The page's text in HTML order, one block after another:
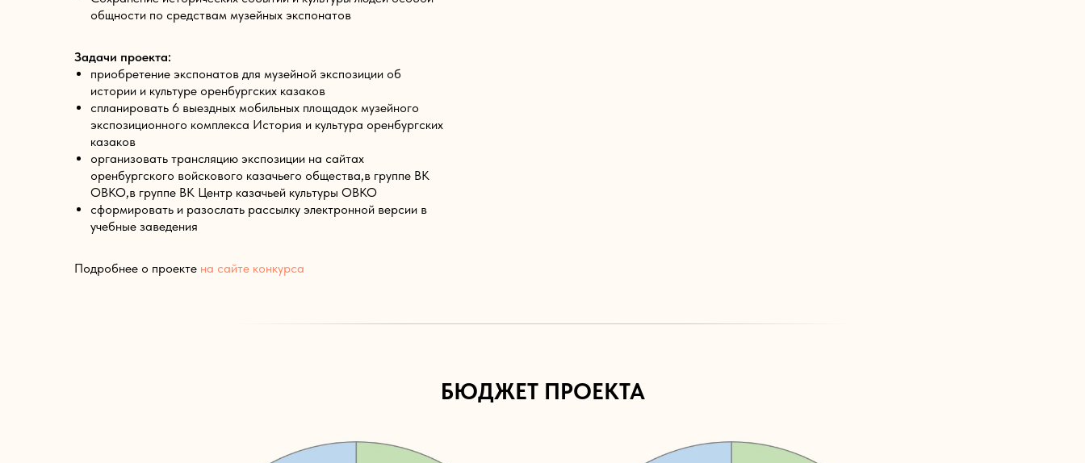
общности по средствам музейных экспонатов
Задачи проекта:
приобретение экспонатов для музейной экспозиции об
истории и культуре оренбургских казаков
спланировать 6 выездных мобильных площадок музейного
экспозиционного комплекса История и культура оренбургских
казаков
организовать трансляцию экспозиции на сайтах
оренбургского войскового казачьего общества,в группе ВК
ОВКО,в группе ВК Центр казачьей культуры ОВКО
сформировать и разослать рассылку электронной версии в
учебные заведения
Подробнее о проекте на сайте конкурса
БЮДЖЕТ ПРОЕКТА